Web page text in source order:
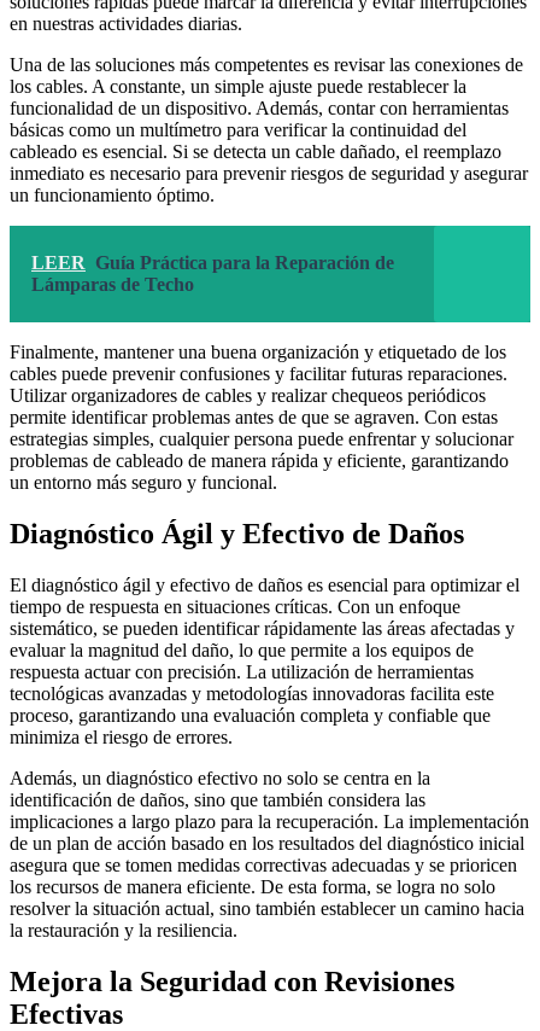
en nuestras actividades diarias.
Una de las soluciones más competentes es revisar las conexiones de
los cables. A constante, un simple ajuste puede restablecer la
funcionalidad de un dispositivo. Además, contar con herramientas
básicas como un multímetro para verificar la continuidad del
cableado es esencial. Si se detecta un cable dañado, el reemplazo
inmediato es necesario para prevenir riesgos de seguridad y asegurar
un funcionamiento óptimo.
LEER Guía Práctica para la Reparación de
Lámparas de Techo
Finalmente, mantener una buena organización y etiquetado de los
cables puede prevenir confusiones y facilitar futuras reparaciones.
Utilizar organizadores de cables y realizar chequeos periódicos
permite identificar problemas antes de que se agraven. Con estas
estrategias simples, cualquier persona puede enfrentar y solucionar
problemas de cableado de manera rápida y eficiente, garantizando
un entorno más seguro y funcional.
Diagnóstico Ágil y Efectivo de Daños
El diagnóstico ágil y efectivo de daños es esencial para optimizar el
tiempo de respuesta en situaciones críticas. Con un enfoque
sistemático, se pueden identificar rápidamente las áreas afectadas y
evaluar la magnitud del daño, lo que permite a los equipos de
respuesta actuar con precisión. La utilización de herramientas
tecnológicas avanzadas y metodologías innovadoras facilita este
proceso, garantizando una evaluación completa y confiable que
minimiza el riesgo de errores.
Además, un diagnóstico efectivo no solo se centra en la
identificación de daños, sino que también considera las
implicaciones a largo plazo para la recuperación. La implementación
de un plan de acción basado en los resultados del diagnóstico inicial
asegura que se tomen medidas correctivas adecuadas y se prioricen
los recursos de manera eficiente. De esta forma, se logra no solo
resolver la situación actual, sino también establecer un camino hacia
la restauración y la resiliencia.
Mejora la Seguridad con Revisiones
Efectivas